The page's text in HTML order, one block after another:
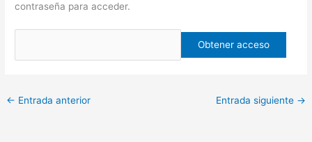
contraseña para acceder.
← Entrada anterior Entrada siguiente →